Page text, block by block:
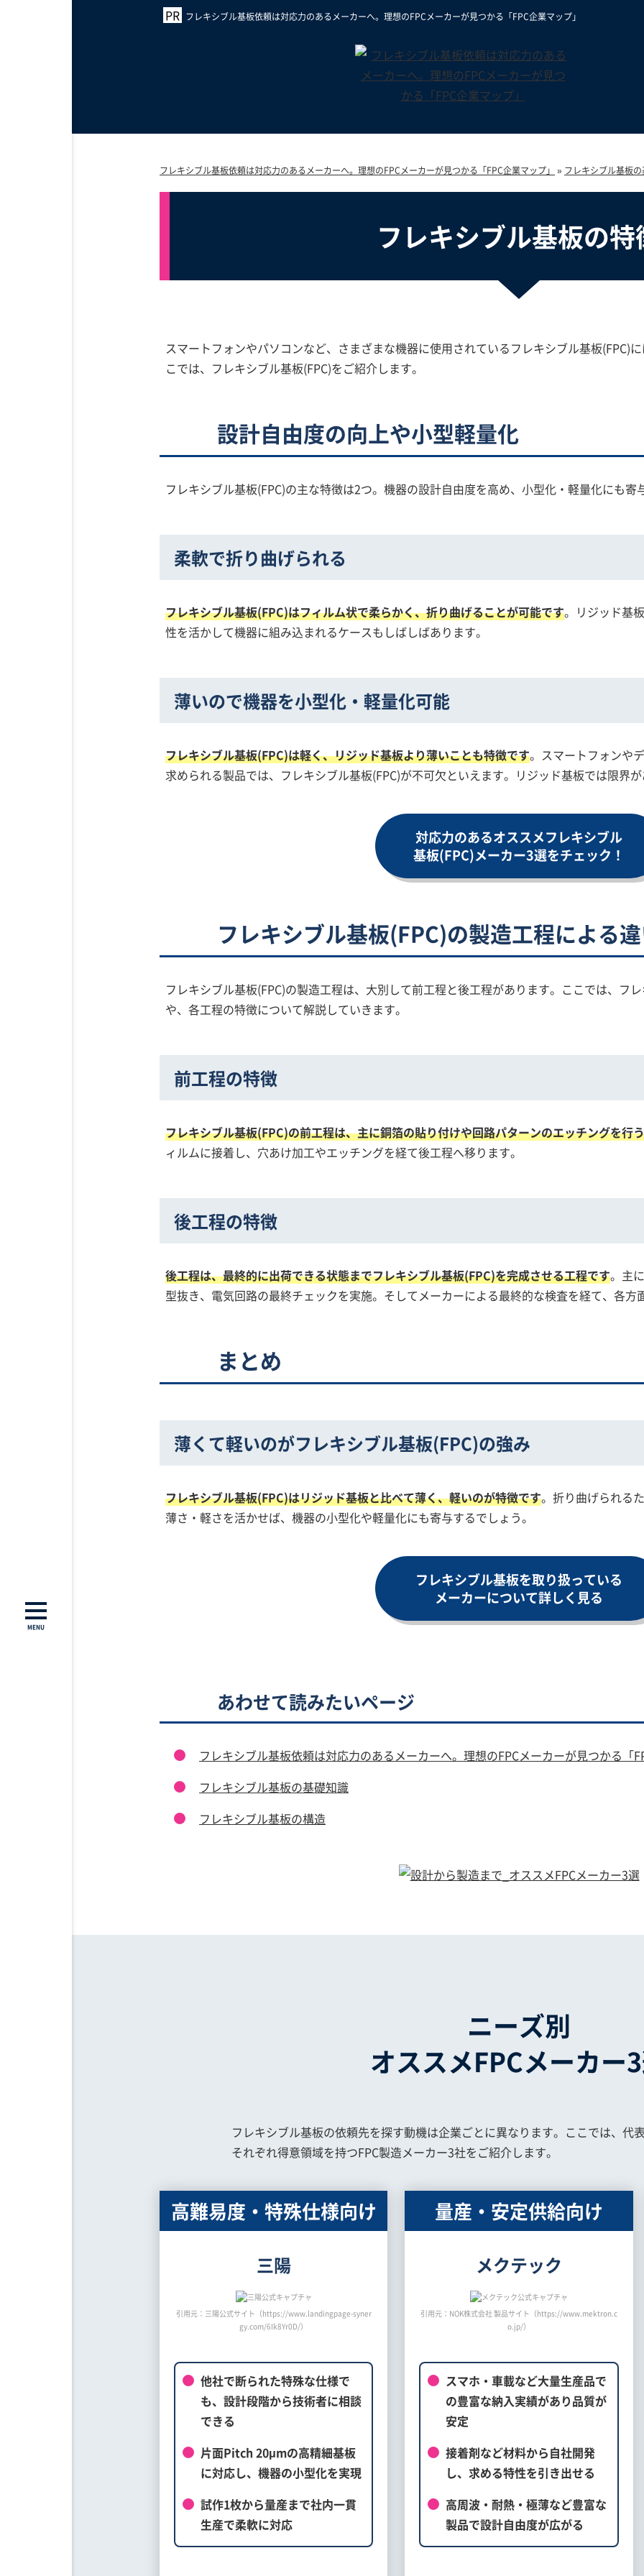
フレキシブル基板依頼は対応力のあるメーカーへ。理想のFPCメーカーが見つかる「FPC企業マップ」
MENU
フレキシブル基板依頼は対応力のあるメーカーへ。理想のFPCメーカーが見つかる「FPC企業マップ」 » フレキシブル基板
フレキシブル基板の特
スマートフォンやパソコンなど、さまざまな機器に使用されているフレキシブル基板(FPC)
こでは、フレキシブル基板(FPC)をご紹介します。
設計自由度の向上や小型軽量化
フレキシブル基板(FPC)の主な特徴は2つ。機器の設計自由度を高め、小型化・軽量化にも寄
柔軟で折り曲げられる
フレキシブル基板(FPC)はフィルム状で柔らかく、折り曲げることが可能です。リジッド基
性を活かして機器に組み込まれるケースもしばしばあります。
薄いので機器を小型化・ 軽量化可能
フレキシブル基板(FPC)は軽く、リジッド基板より薄いことも特徴です。スマートフォンや
求められる製品では、フレキシブル基板(FPC)が不可欠といえます。リジッド基板では限界が
対応力のあるオススメフレキシブル
基板(FPC)メーカー3選をチェック！
フレキシブル基板(FPC)の製造工程による
フレキシブル基板(FPC)の製造工程は、大別して前工程と後工程があります。ここでは、フ
や、各工程の特徴について解説していきます。
前工程の特徴
フレキシブル基板(FPC)の前工程は、主に銅箔の貼り付けや回路パターンのエッチングを行
ィルムに接着し、穴あけ加工やエッチングを経て後工程へ移ります。
後工程の特徴
後工程は、最終的に出荷できる状態までフレキシブル基板(FPC)を完成させる工程です。主
型抜き、電気回路の最終チェックを実施。そしてメーカーによる最終的な検査を経て、各方
まとめ
薄くて軽いのがフレキシブル基板(FPC)の強み
フレキシブル基板(FPC)はリジッド基板と比べて薄く、軽いのが特徴です。折り曲げられる
薄さ・軽さを活かせば、機器の小型化や軽量化にも寄与するでしょう。
フレキシブル基板を取り扱っている
メーカーについて詳しく見る
あわせて読みたいページ
フレキシブル基板依頼は対応力のあるメーカーへ。理想のFPCメーカーが見つかる「
フレキシブル基板の基礎知識
フレキシブル基板の構造
ニーズ別
オススメFPCメーカー
フレキシブル基板の依頼先を探す動機は企業ごとに異なります。ここでは、代
それぞれ得意領域を持つFPC製造メーカー3社をご紹介します。
高難易度・特殊仕様向け
三陽
引用元：三陽公式サイト（https://www.landingpage-syner
gy.com/6Ik8Yr0D/）
他社で断られた特殊な仕様で
も、設計段階から技術者に相談
できる
片面Pitch 20μmの高精細基板
に対応し、機器の小型化を実現
試作1枚から量産まで社内一貫
生産で柔軟に対応
量産・安定供給向け
メクテック
引用元：NOK株式会社 製品サイト（https://www.mektron.c
o.jp/）
スマホ・車載など大量生産品で
の豊富な納入実績があり品質が
安定
接着剤など材料から自社開発
し、求める特性を引き出せる
高周波・耐熱・極薄など豊富な
製品で設計自由度が広がる